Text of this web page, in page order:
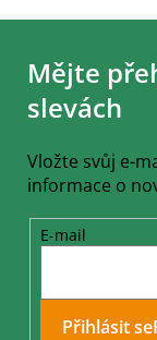
Z
Mějte
slevách
Vložte svůj e-
informace o
E-mail